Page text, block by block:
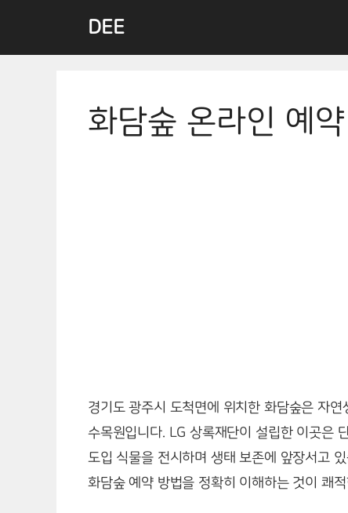
content
DEE
화담숲 온라인 예
경기도 광주시 도척면에 위치한 화담숲은 자
수목원입니다. LG 상록재단이 설립한 이곳은
도입 식물을 전시하며 생태 보존에 앞장서고
화담숲 예약 방법을 정확히 이해하는 것이 쾌